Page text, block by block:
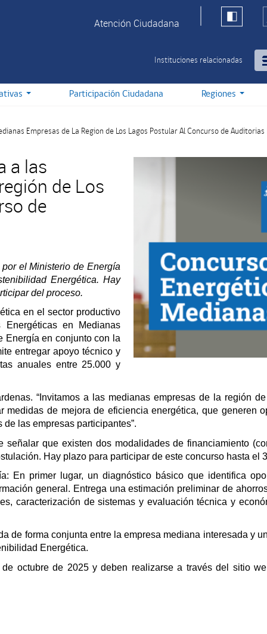
Atención Ciudadana
Instituciones relacionadas
Participación Ciudadana Regiones
Empresas de La Region de Los Lagos Postular Al Concurso de
a las
de Los
de
el Ministerio de Energía
Energética. Hay
del proceso.
en el sector productivo
en Medianas
Energía en conjunto con la
entregar apoyo técnico y
anuales entre 25.000 y
“Invitamos a las medianas empresas de la región
medidas de mejora de eficiencia energética, que generen
las empresas participantes”.
señalar que existen dos modalidades de financiamiento
Hay plazo para participar de este concurso hasta el
En primer lugar, un diagnóstico básico que identifica
general. Entrega una estimación preliminar de
caracterización de sistemas y evaluación técnica y
de forma conjunta entre la empresa mediana interesada y
Energética.
octubre de 2025 y deben realizarse a través del sitio